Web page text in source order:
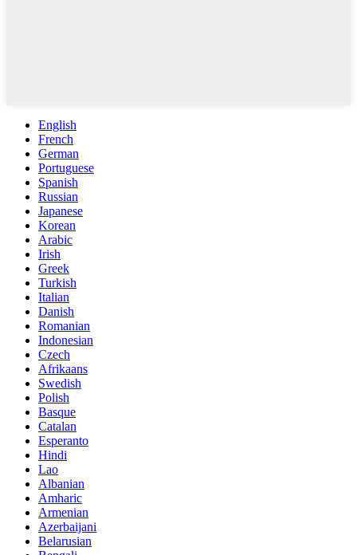
English
French
German
Portuguese
Spanish
Russian
Japanese
Korean
Arabic
Irish
Greek
Turkish
Italian
Danish
Romanian
Indonesian
Czech
Afrikaans
Swedish
Polish
Basque
Catalan
Esperanto
Hindi
Lao
Albanian
Amharic
Armenian
Azerbaijani
Belarusian